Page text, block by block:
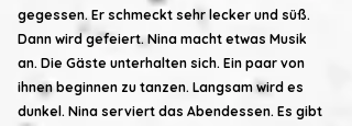
gegessen. Er schmeckt sehr lecker und süß.
Dann wird gefeiert. Nina macht etwas Musik
an. Die Gäste unterhalten sich. Ein paar von
ihnen beginnen zu tanzen. Langsam wird es
dunkel. Nina serviert das Abendessen. Es gibt